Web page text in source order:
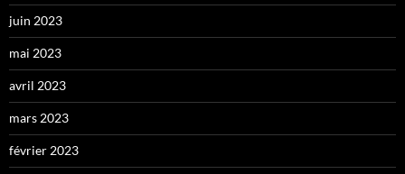
juin 2023
mai 2023
avril 2023
mars 2023
février 2023